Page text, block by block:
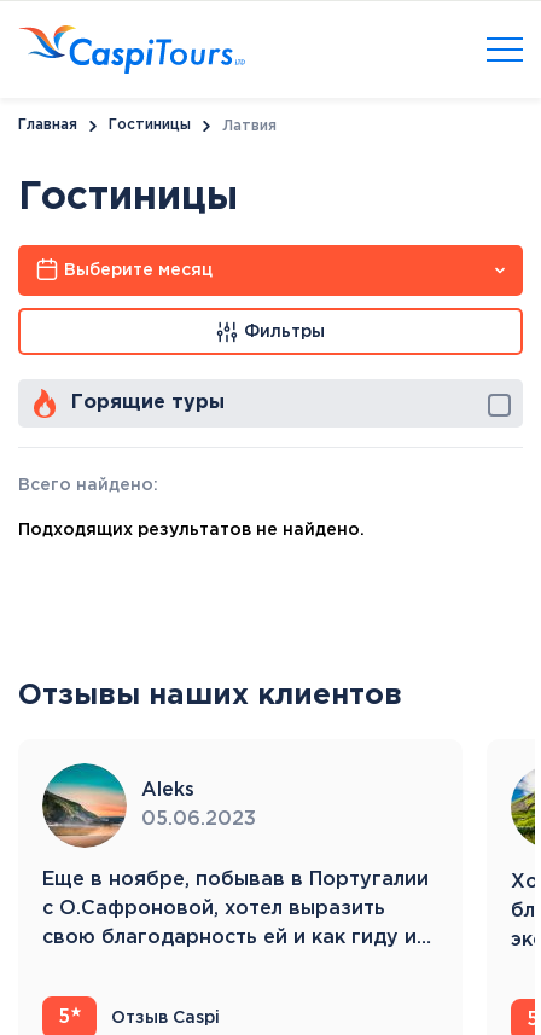
Главная Гостиницы Латвия
Гостиницы
Выберите месяц
Фильтры
Горящие туры
Всего найдено:
Подходящих результатов не найдено.
Отзывы наших клиентов
Aleks
05.06.2023
Eще в ноябре, побывав в Португалии
с О.Сафроновой, хотел выразить
свою благодарность ей и как гиду и…
5 Отзыв Caspi 5